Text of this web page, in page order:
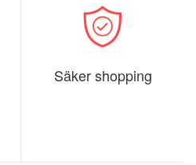
Säker shopping